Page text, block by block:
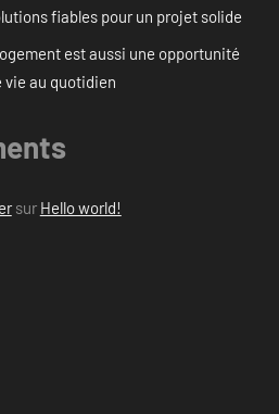
fiables pour un projet solide
est aussi une opportunité
vie au quotidien
sur Hello world!